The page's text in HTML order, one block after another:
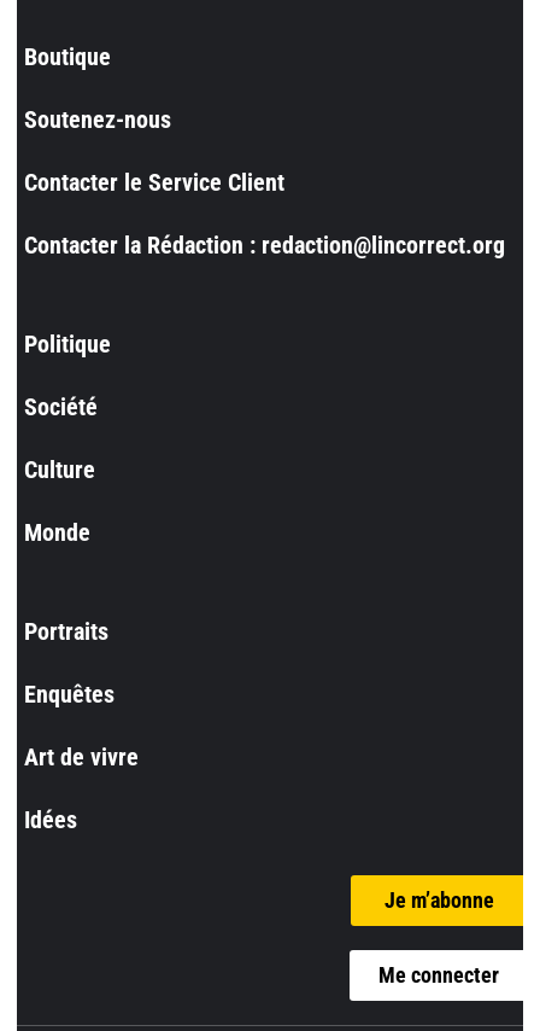
Boutique
Soutenez-nous
Contacter le Service Client
Contacter la Rédaction : redaction@lincorrect.org
Politique
Société
Culture
Monde
Portraits
Enquêtes
Art de vivre
Idées
Je m’abonne
Me connecter